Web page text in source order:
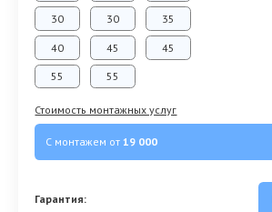
30 30 35
40 45 45
55 55
Стоимость монтажных услуг
С монтажем от19 000
Гарантия: